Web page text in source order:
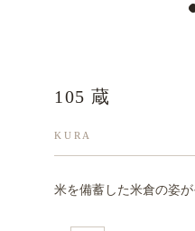
105 蔵
KURA
米を備蓄した米倉の姿が